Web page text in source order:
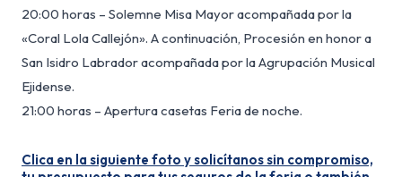
20:00 horas – Solemne Misa Mayor acompañada por la
«Coral Lola Callejón». A continuación, Procesión en honor a
San Isidro Labrador acompañada por la Agrupación Musical
Ejidense.
21:00 horas – Apertura casetas Feria de noche.
Clica en la siguiente foto y solicítanos sin compromiso,